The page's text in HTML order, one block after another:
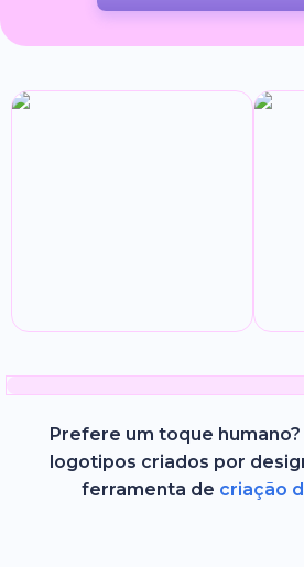
Prefere um toque
logotipos criados por
ferramenta de criação